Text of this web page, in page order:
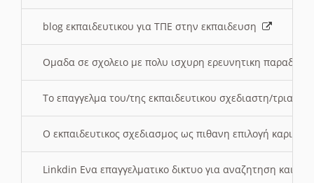
blog εκπαιδευτικου για ΤΠΕ στην εκπαιδευση
Ομαδα σε σχολειο με πολυ ισχυρη ερευνητικη
Το επαγγελμα του/της εκπαιδευτικου σχεδιαστη/τριας
Ο εκπαιδευτικος σχεδιασμος ως πιθανη επιλογή
Linkdin Ενα επαγγελματικο δικτυο για αναζητηση και